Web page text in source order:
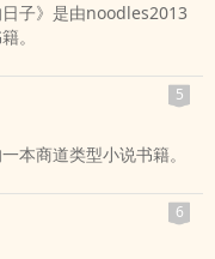
日子》是由noodles2013
。
5
本商道类型小说书籍。
6